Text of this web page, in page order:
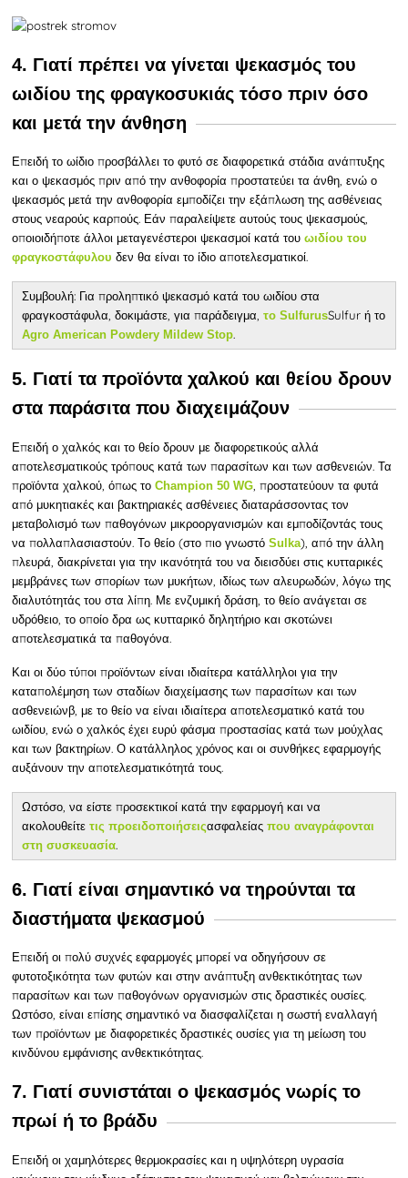
4. Γιατί πρέπει να γίνεται ψεκασμός του
ωιδίου της φραγκοσυκιάς τόσο πριν όσο
και μετά την άνθηση
Επειδή το ωίδιο προσβάλλει το φυτό σε διαφορετικά στάδια ανάπτυξης
και ο ψεκασμός πριν από την ανθοφορία προστατεύει τα άνθη, ενώ ο
ψεκασμός μετά την ανθοφορία εμποδίζει την εξάπλωση της ασθένειας
στους νεαρούς καρπούς. Εάν παραλείψετε αυτούς τους ψεκασμούς,
οποιοιδήποτε άλλοι μεταγενέστεροι ψεκασμοί κατά του ωιδίου του
φραγκοστάφυλου δεν θα είναι το ίδιο αποτελεσματικοί.
Συμβουλή: Για προληπτικό ψεκασμό κατά του ωιδίου στα
φραγκοστάφυλα, δοκιμάστε, για παράδειγμα,το SulfurusSulfurή το
Agro American Powdery Mildew Stop.
5. Γιατί τα προϊόντα χαλκού και θείου δρουν
στα παράσιτα που διαχειμάζουν
Επειδή ο χαλκός και το θείο δρουν με διαφορετικούς αλλά
αποτελεσματικούς τρόπους κατά των παρασίτων και των ασθενειών. Τα
προϊόντα χαλκού, όπως τοChampion 50 WG , προστατεύουν τα φυτά
από μυκητιακές και βακτηριακές ασθένειες διαταράσσοντας τον
μεταβολισμό των παθογόνων μικροοργανισμών και εμποδίζοντάς τους
να πολλαπλασιαστούν. Το θείο (στο πιο γνωστόSulka), από την άλλη
πλευρά, διακρίνεται για την ικανότητά του να διεισδύει στις κυτταρικές
μεμβράνες των σπορίων των μυκήτων, ιδίως των αλευρωδών, λόγω της
διαλυτότητάς του στα λίπη. Με ενζυμική δράση, το θείο ανάγεται σε
υδρόθειο, το οποίο δρα ως κυτταρικό δηλητήριο και σκοτώνει
αποτελεσματικά τα παθογόνα.
Και οι δύο τύποι προϊόντων είναι ιδιαίτερα κατάλληλοι για την
καταπολέμηση των σταδίων διαχείμασης των παρασίτων και των
ασθενειώνβ, με το θείο να είναι ιδιαίτερα αποτελεσματικό κατά του
ωιδίου, ενώ ο χαλκός έχει ευρύ φάσμα προστασίας κατά των μούχλας
και των βακτηρίων. Ο κατάλληλος χρόνος και οι συνθήκες εφαρμογής
αυξάνουν την αποτελεσματικότητά τους.
Ωστόσο, να είστε προσεκτικοί κατά την εφαρμογή και να
ακολουθείτετις προειδοποιήσειςασφαλείαςπου αναγράφονται
στη συσκευασία.
6. Γιατί είναι σημαντικό να τηρούνται τα
διαστήματα ψεκασμού
Επειδή οι πολύ συχνές εφαρμογές μπορεί να οδηγήσουν σε
φυτοτοξικότητα των φυτών και στην ανάπτυξη ανθεκτικότητας των
παρασίτων και των παθογόνων οργανισμών στις δραστικές ουσίες.
Ωστόσο, είναι επίσης σημαντικό να διασφαλίζεται η σωστή εναλλαγή
των προϊόντων με διαφορετικές δραστικές ουσίες για τη μείωση του
κινδύνου εμφάνισης ανθεκτικότητας.
7. Γιατί συνιστάται ο ψεκασμός νωρίς το
πρωί ή το βράδυ
Επειδή οι χαμηλότερες θερμοκρασίες και η υψηλότερη υγρασία